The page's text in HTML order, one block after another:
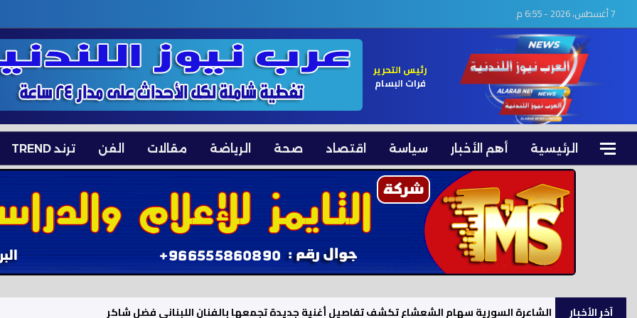
7 أغسطس، 2026 - 6:55 م
رئيس التحرير
فرات البسام
الرئيسية أهم الأخبار سياسة اقتصاد صحة الرياضة مقالات الفن ترند TREND
آخر الأخبار فايننشال تايمز: توقف كامل لصادرات النفط الإيراني من «جزيرة خارك» جراء الحصار البحري الأمريكي